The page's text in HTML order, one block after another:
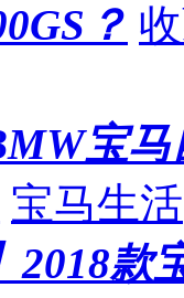
？
宝马
宝马生活
2018款